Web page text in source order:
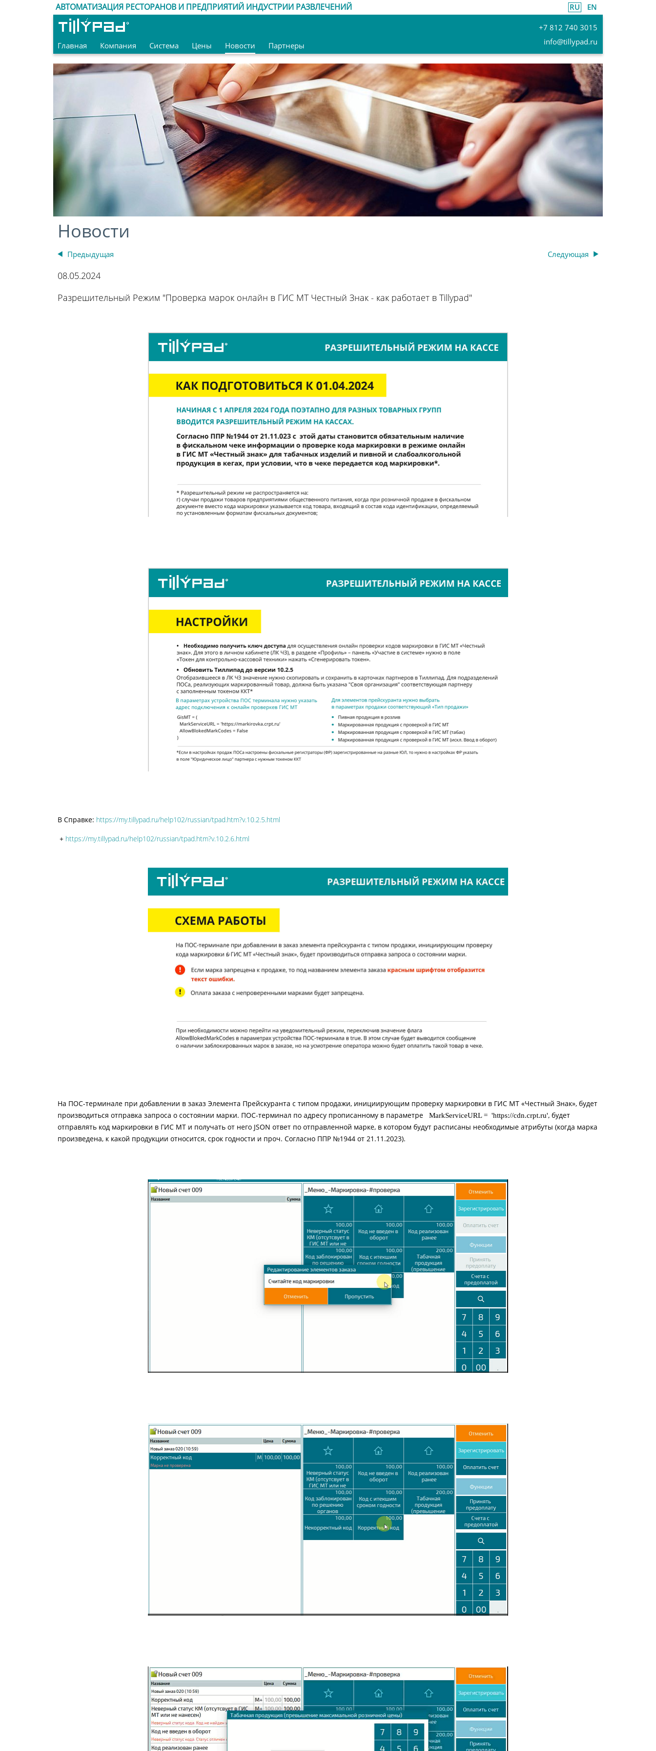
АВТОМАТИЗАЦИЯ РЕСТОРАНОВ И ПРЕДПРИЯТИЙ ИНДУСТРИИ РАЗВЛЕЧЕНИЙ EN
RU
info@tillypad.ru
+7 812 740 3015
Главная
Компания Система Цены Новости Партнеры
Новости
Предыдущая Следующая
08.05.2024
Разрешительный Режим "Проверка марок онлайн в ГИС МТ Честный Знак - как работает в Tillypad"
В Справке: https://my.tillypad.ru/help102/russian/tpad.htm?v.10.2.5.html
+ https://my.tillypad.ru/help102/russian/tpad.htm?v.10.2.6.html
На ПОС-терминале при добавлении в заказ Элемента Прейскуранта с типом продажи, инициирующим проверку маркировки в ГИС МТ «Честный Знак», будет
производиться отправка запроса о состоянии марки. ПОС-терминал по адресу прописанному в параметре MarkServiceURL = 'https://cdn.crpt.ru', будет
отправлять код маркировки в ГИС МТ и получать от него JSON ответ по отправленной марке, в котором будут расписаны необходимые атрибуты (когда марка
произведена, к какой продукции относится, срок годности и проч. Согласно ППР №1944 от 21.11.2023).